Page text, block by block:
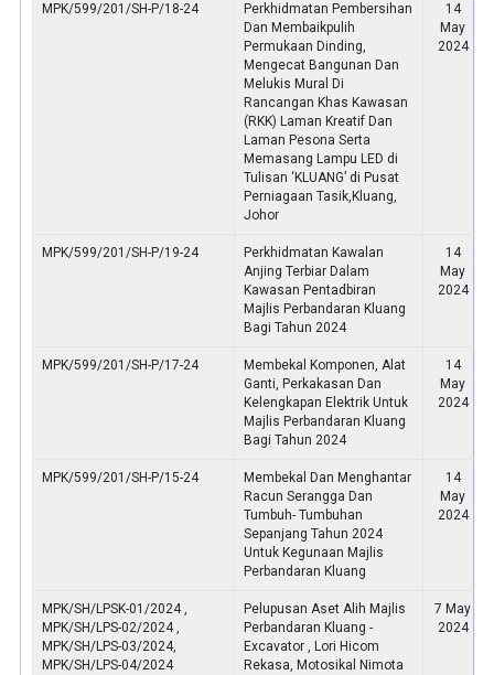
MPK/599/201/SH-P/18-24
Perkhidmatan Pembersihan
Dan Membaikpulih
Permukaan Dinding,
Mengecat Bangunan Dan
Melukis Mural Di
Rancangan Khas Kawasan
(RKK) Laman Kreatif Dan
Laman Pesona Serta
Memasang Lampu LED di
Tulisan ‘KLUANG’ di Pusat
Perniagaan Tasik,Kluang,
Johor
14
May
2024
MPK/599/201/SH-P/19-24
Perkhidmatan Kawalan
Anjing Terbiar Dalam
Kawasan Pentadbiran
Majlis Perbandaran Kluang
Bagi Tahun 2024
14
May
2024
MPK/599/201/SH-P/17-24
Membekal Komponen, Alat
Ganti, Perkakasan Dan
Kelengkapan Elektrik Untuk
Majlis Perbandaran Kluang
Bagi Tahun 2024
14
May
2024
MPK/599/201/SH-P/15-24
Membekal Dan Menghantar
Racun Serangga Dan
Tumbuh- Tumbuhan
Sepanjang Tahun 2024
Untuk Kegunaan Majlis
Perbandaran Kluang
14
May
2024
MPK/SH/LPSK-01/2024 ,
MPK/SH/LPS-02/2024 ,
MPK/SH/LPS-03/2024,
MPK/SH/LPS-04/2024
Pelupusan Aset Alih Majlis
Perbandaran Kluang -
Excavator , Lori Hicom
Rekasa, Motosikal Nimota
7 May
2024